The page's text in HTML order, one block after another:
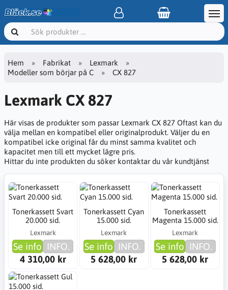
Hem Fabrikat
Lexmark
Modeller som börjar på C
CX 827
Lexmark CX 827
Här visas de produkter som passar Lexmark CX 827 Oftast kan du
välja mellan en kompatibel eller originalprodukt. Väljer du en
kompatibel icke original får du minst samma kvalitet och
kapacitet men till ett mycket lägre pris.
Hittar du inte produkten du söker kontaktar du vår kundtjänst
Tonerkassett Svart
20.000 sid.
Lexmark
Se info INFO.
4 310,00 kr
Tonerkassett Cyan
15.000 sid.
Lexmark
Se info INFO.
5 628,00 kr
Tonerkassett
Magenta 15.000 sid.
Lexmark
Se info INFO.
5 628,00 kr